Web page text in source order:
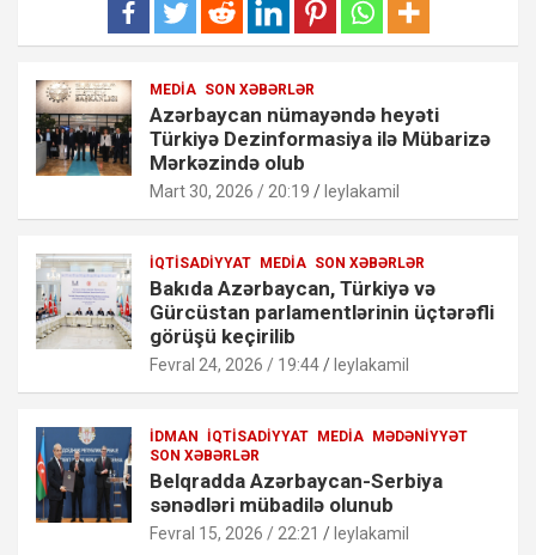
MEDIA SON XƏBƏRLƏR
Azərbaycan nümayəndə heyəti
Türkiyə Dezinformasiya ilə Mübarizə
Mərkəzində olub
Mart 30, 2026 / 20:19 leylakamil
İQTISADIYYAT MEDIA SON XƏBƏRLƏR
Bakıda Azərbaycan, Türkiyə və
Gürcüstan parlamentlərinin üçtərəfli
görüşü keçirilib
Fevral 24, 2026 / 19:44 leylakamil
İDMAN İQTISADIYYAT MEDIA MƏDƏNIYYƏT
SON XƏBƏRLƏR
Belqradda Azərbaycan-Serbiya
sənədləri mübadilə olunub
Fevral 15, 2026 / 22:21 leylakamil